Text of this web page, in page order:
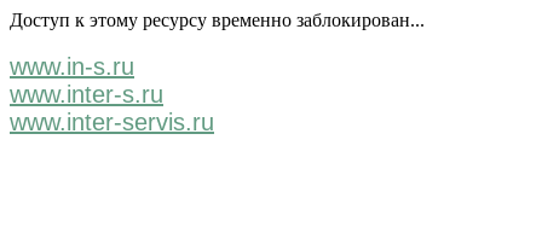
Доступ к этому ресурсу временно заблокирован...
www.in-s.ru
www.inter-s.ru
www.inter-servis.ru